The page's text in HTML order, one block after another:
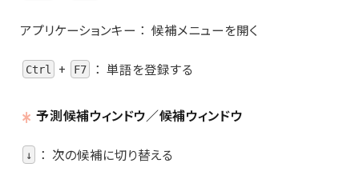
アプリケーションキー ： 候補メニューを開く
Ctrl + F7 ： 単語を登録する
予測候補ウィンドウ／候補ウィンドウ
↓ ： 次の候補に切り替える